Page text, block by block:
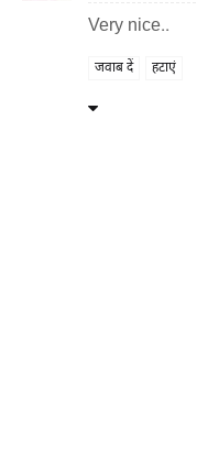
Very nice..
जवाब दें हटाएं